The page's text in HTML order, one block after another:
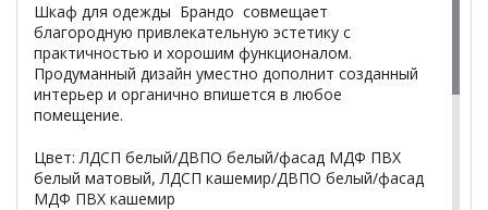
Шкаф для одежды Брандо совмещает
благородную привлекательную эстетику с
практичностью и хорошим функционалом.
Продуманный дизайн уместно дополнит созданный
интерьер и органично впишется в любое
помещение.
Цвет: ЛДСП белый/ДВПО белый/фасад МДФ ПВХ
белый матовый, ЛДСП кашемир/ДВПО белый/фасад
МДФ ПВХ кашемир